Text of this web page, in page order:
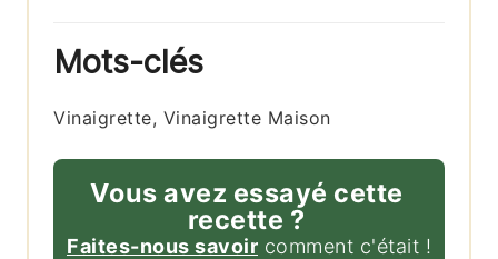
Mots-clés
Vinaigrette, Vinaigrette Maison
Vous avez essayé cette
recette ?
Faites-nous savoir comment c'était !